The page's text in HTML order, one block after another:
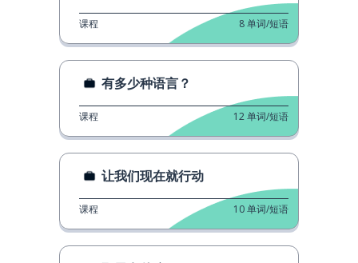
课程 8单词/短语
有多少种语言？
课程 12单词/短语
让我们现在就行动
课程 10单词/短语